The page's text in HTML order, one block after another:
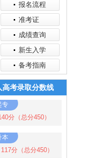
报名流程
准考证
成绩查询
新生入学
备考指南
考录取分数线
专
分（总分450）
本
117分（总分450）